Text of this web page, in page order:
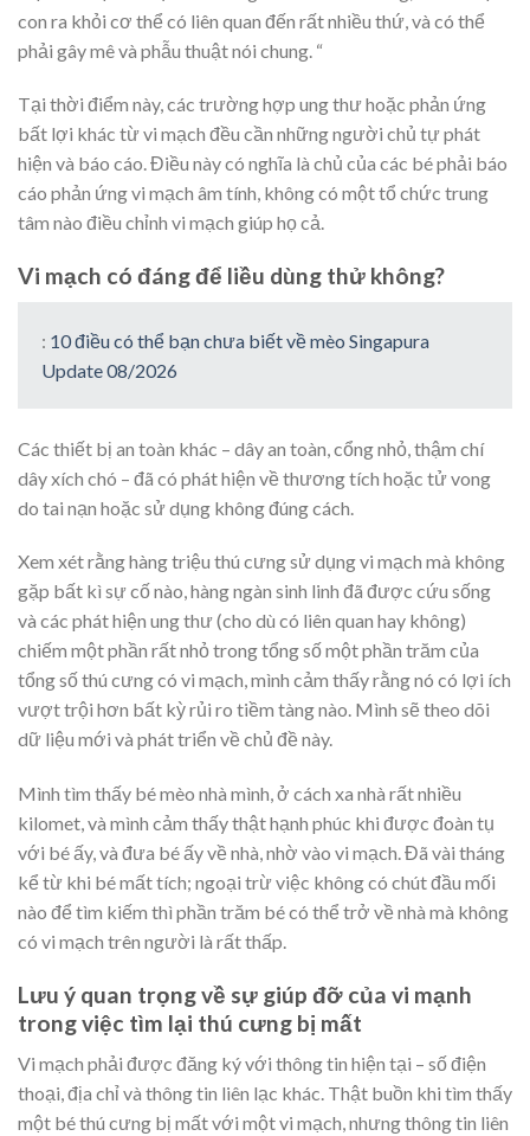
con ra khỏi cơ thể có liên quan đến rất nhiều thứ, và có thể
phải gây mê và phẫu thuật nói chung. “
Tại thời điểm này, các trường hợp ung thư hoặc phản ứng
bất lợi khác từ vi mạch đều cần những người chủ tự phát
hiện và báo cáo. Điều này có nghĩa là chủ của các bé phải báo
cáo phản ứng vi mạch âm tính, không có một tổ chức trung
tâm nào điều chỉnh vi mạch giúp họ cả.
Vi mạch có đáng để liều dùng thử không?
: 10 điều có thể bạn chưa biết về mèo Singapura
Update 08/2026
Các thiết bị an toàn khác – dây an toàn, cổng nhỏ, thậm chí
dây xích chó – đã có phát hiện về thương tích hoặc tử vong
do tai nạn hoặc sử dụng không đúng cách.
Xem xét rằng hàng triệu thú cưng sử dụng vi mạch mà không
gặp bất kì sự cố nào, hàng ngàn sinh linh đã được cứu sống
và các phát hiện ung thư (cho dù có liên quan hay không)
chiếm một phần rất nhỏ trong tổng số một phần trăm của
tổng số thú cưng có vi mạch, mình cảm thấy rằng nó có lợi ích
vượt trội hơn bất kỳ rủi ro tiềm tàng nào. Mình sẽ theo dõi
dữ liệu mới và phát triển về chủ đề này.
Mình tìm thấy bé mèo nhà mình, ở cách xa nhà rất nhiều
kilomet, và mình cảm thấy thật hạnh phúc khi được đoàn tụ
với bé ấy, và đưa bé ấy về nhà, nhờ vào vi mạch. Đã vài tháng
kể từ khi bé mất tích; ngoại trừ việc không có chút đầu mối
nào để tìm kiếm thì phần trăm bé có thể trở về nhà mà không
có vi mạch trên người là rất thấp.
Lưu ý quan trọng về sự giúp đỡ của vi mạnh
trong việc tìm lại thú cưng bị mất
Vi mạch phải được đăng ký với thông tin hiện tại – số điện
thoại, địa chỉ và thông tin liên lạc khác. Thật buồn khi tìm thấy
một bé thú cưng bị mất với một vi mạch, nhưng thông tin liên